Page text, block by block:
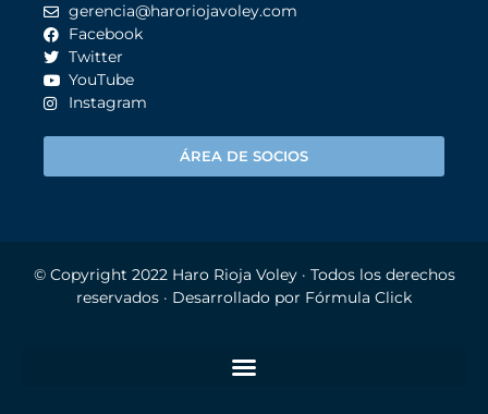
gerencia@haroriojavoley.com
Facebook
Twitter
YouTube
Instagram
ÁREA DE SOCIOS
© Copyright 2022 Haro Rioja Voley· Todos los derechos
reservados · Desarrollado por Fórmula Click